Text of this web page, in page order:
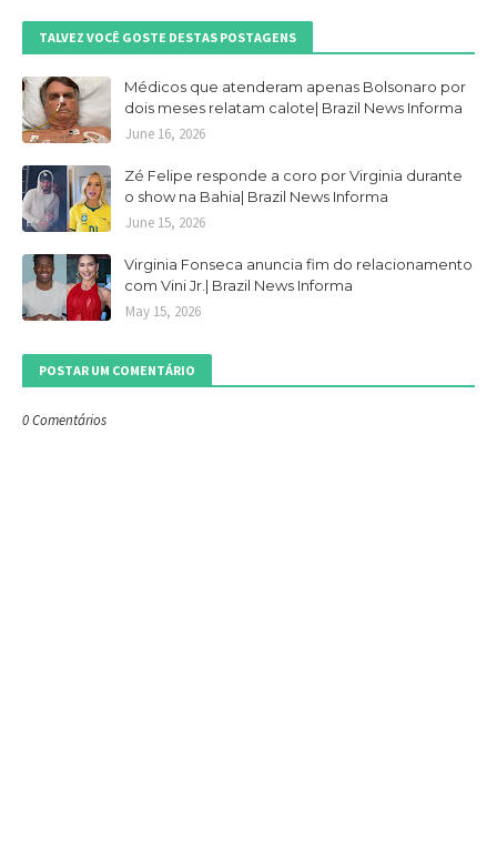
TALVEZ VOCÊ GOSTE DESTAS POSTAGENS
Médicos que atenderam apenas Bolsonaro por
dois meses relatam calote| Brazil News Informa
June 16, 2026
Zé Felipe responde a coro por Virginia durante
o show na Bahia| Brazil News Informa
June 15, 2026
Virginia Fonseca anuncia fim do relacionamento
com Vini Jr.| Brazil News Informa
May 15, 2026
POSTAR UM COMENTÁRIO
0 Comentários